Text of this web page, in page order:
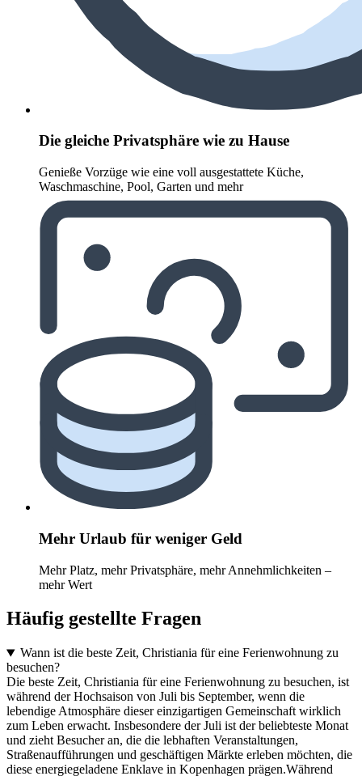
Die gleiche Privatsphäre wie zu Hause
Genieße Vorzüge wie eine voll ausgestattete Küche,
Waschmaschine, Pool, Garten und mehr
Mehr Urlaub für weniger Geld
Mehr Platz, mehr Privatsphäre, mehr Annehmlichkeiten –
mehr Wert
Häufig gestellte Fragen
Wann ist die beste Zeit, Christiania für eine Ferienwohnung zu
besuchen?
Die beste Zeit, Christiania für eine Ferienwohnung zu besuchen, ist
während der Hochsaison von Juli bis September, wenn die
lebendige Atmosphäre dieser einzigartigen Gemeinschaft wirklich
zum Leben erwacht. Insbesondere der Juli ist der beliebteste Monat
und zieht Besucher an, die die lebhaften Veranstaltungen,
Straßenaufführungen und geschäftigen Märkte erleben möchten, die
diese energiegeladene Enklave in Kopenhagen prägen.Während